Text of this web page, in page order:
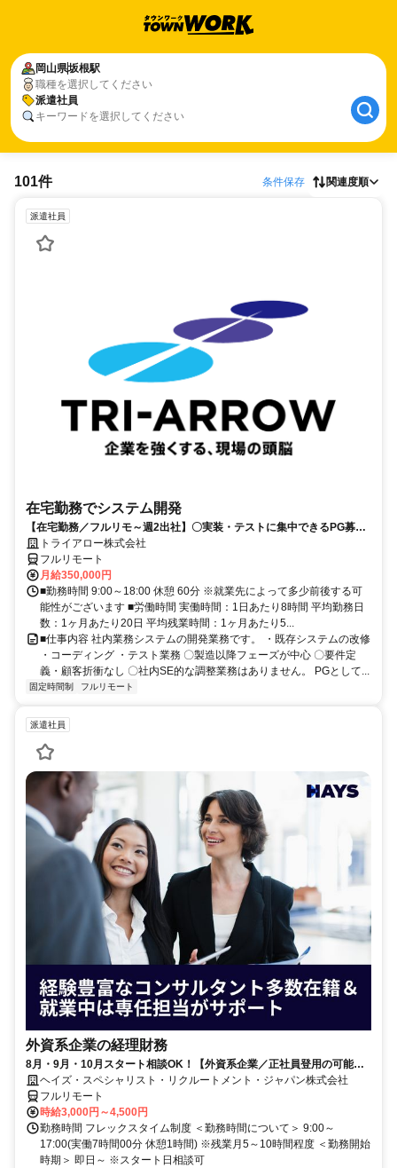
岡山県坂根駅
職種を選択してください
派遣社員
キーワードを選択してください
101件 条件保存 関連度順
派遣社員
在宅勤務でシステム開発
【在宅勤務／フルリモ～週2出社】〇実装・テストに集中できるPG募集
〇業務用端末貸与あり
トライアロー株式会社
フルリモート
月給350,000円
■勤務時間 9:00～18:00 休憩 60分 ※就業先によって多少前後する可
能性がございます ■労働時間 実働時間：1日あたり8時間 平均勤務日
数：1ヶ月あたり20日 平均残業時間：1ヶ月あたり5...
■仕事内容 社内業務システムの開発業務です。 ・既存システムの改修
・コーディング ・テスト業務 〇製造以降フェーズが中心 〇要件定
義・顧客折衝なし 〇社内SE的な調整業務はありません。 PGとして...
固定時間制 フルリモート
派遣社員
外資系企業の経理財務
8月・9月・10月スタート相談OK！【外資系企業／正社員登用の可能性
大／700万～800万／リモート勤務OK】経理財務
ヘイズ・スペシャリスト・リクルートメント・ジャパン株式会社
フルリモート
時給3,000円～4,500円
勤務時間 フレックスタイム制度 ＜勤務時間について＞ 9:00～
17:00(実働7時間00分 休憩1時間) ※残業月5～10時間程度 ＜勤務開始
時期＞ 即日～ ※スタート日相談可